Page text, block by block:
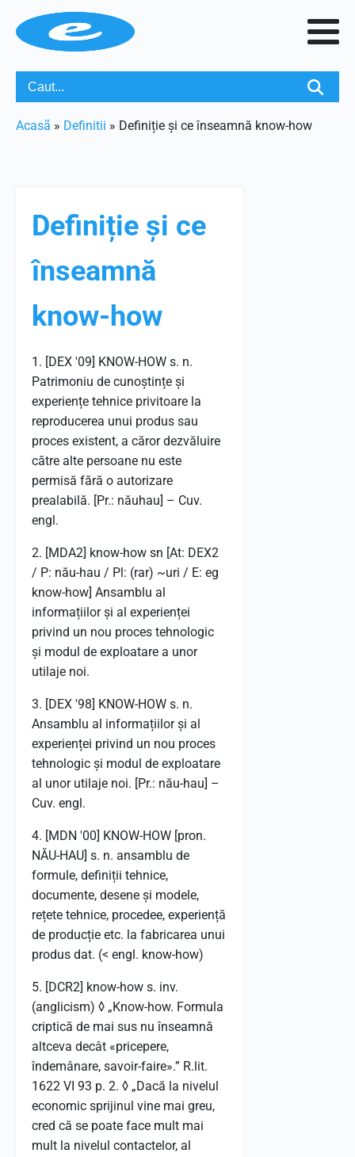
Acasã » Definitii » Definiție și ce înseamnă know-how
Definiție și ce
înseamnă
know-how
1. [DEX '09] KNOW-HOW s. n.
Patrimoniu de cunoștințe și
experiențe tehnice privitoare la
reproducerea unui produs sau
proces existent, a căror dezvăluire
către alte persoane nu este
permisă fără o autorizare
prealabilă. [Pr.: năuhau] – Cuv.
engl.
2. [MDA2] know-how sn [At: DEX2
/ P: nău-hau / Pl: (rar) ~uri / E: eg
know-how] Ansamblu al
informațiilor și al experienței
privind un nou proces tehnologic
și modul de exploatare a unor
utilaje noi.
3. [DEX '98] KNOW-HOW s. n.
Ansamblu al informațiilor și al
experienței privind un nou proces
tehnologic și modul de exploatare
al unor utilaje noi. [Pr.: nău-hau] –
Cuv. engl.
4. [MDN '00] KNOW-HOW [pron.
NĂU-HAU] s. n. ansamblu de
formule, definiții tehnice,
documente, desene și modele,
rețete tehnice, procedee, experiență
de producție etc. la fabricarea unui
produs dat. (< engl. know-how)
5. [DCR2] know-how s. inv.
(anglicism) ◊ „Know-how. Formula
criptică de mai sus nu înseamnă
altceva decât «pricepere,
îndemânare, savoir-faire».” R.lit.
1622 VI 93 p. 2. ◊ „Dacă la nivelul
economic sprijinul vine mai greu,
cred că se poate face mult mai
mult la nivelul contactelor, al